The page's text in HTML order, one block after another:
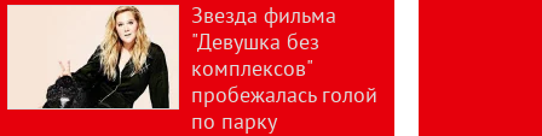
Звезда фильма
"Девушка без
комплексов"
пробежалась голой
по парку